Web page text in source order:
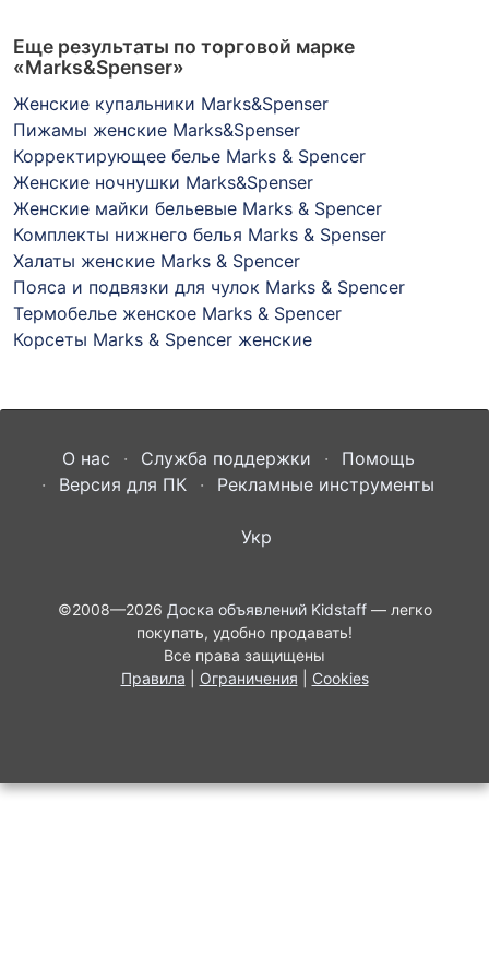
Еще результаты по торговой марке
«Marks&Spenser»
Женские купальники Marks&Spenser
Пижамы женские Marks&Spenser
Корректирующее белье Marks & Spencer
Женские ночнушки Marks&Spenser
Женские майки бельевые Marks & Spencer
Комплекты нижнего белья Marks & Spenser
Халаты женские Marks & Spencer
Пояса и подвязки для чулок Marks & Spencer
Термобелье женское Marks & Spencer
Корсеты Marks & Spencer женские
О нас Служба поддержки
Помощь
Версия для ПК
Рекламные инструменты
Укр
©2008—2026 Доска объявлений Kidstaff— легко
покупать, удобно продавать!
Все права защищены
Правила
Ограничения Cookies